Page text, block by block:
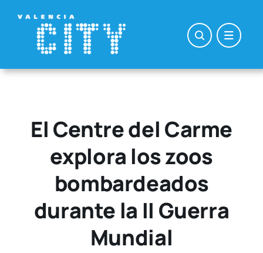
contenido
El Centre del Carme
explora los zoos
bombardeados
durante la II Guerra
Mundial